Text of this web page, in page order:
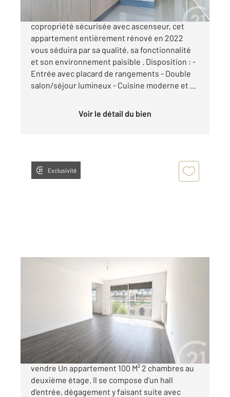
CHALONS EN CHAMPAGNE, situé dans une
copropriété sécurisée avec ascenseur, cet
appartement entièrement rénové en 2022
vous séduira par sa qualité, sa fonctionnalité
et son environnement paisible . Disposition : -
Entrée avec placard de rangements - Double
salon/séjour lumineux - Cuisine moderne et ...
Voir le détail du bien
Exclusivité
CHALONS EN CHAMPAGNE 51
Appartement F5 à vendre
131 000 €
Chalons en Champagne Porte Sainte CROIX . A
vendre Un appartement 100 M² 2 chambres au
deuxième étage. Il se compose d'un hall
d'entrée, dégagement y faisant suite avec